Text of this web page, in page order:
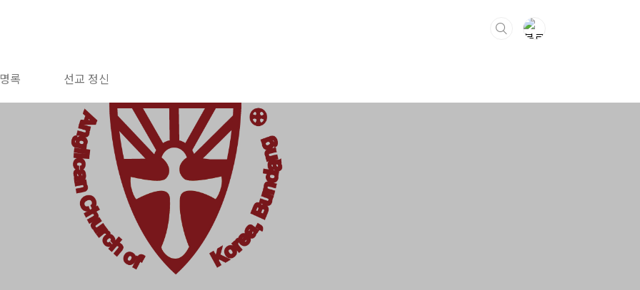
록 선교 정신